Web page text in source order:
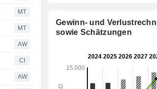
MT
MT
AW
CI
AW
Gewinn- und
sowie Schätzungen